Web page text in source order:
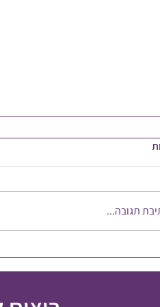
במשאב הכי חשוב
תגובה...